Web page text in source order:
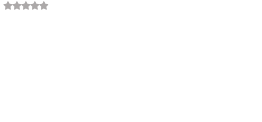
Obtuvo NaN de 5 estrellas.